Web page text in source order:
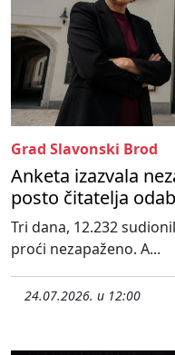
Grad Slavonski Brod
Anketa izazvala
posto čitatelja
Tri dana, 12.232
proći nezapaženo. A...
24.07.2026. u 12:00